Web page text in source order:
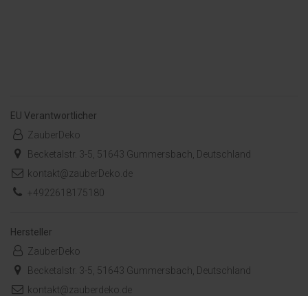
EU Verantwortlicher
ZauberDeko
Becketalstr. 3-5, 51643 Gummersbach, Deutschland
kontakt@zauberDeko.de
+4922618175180
Hersteller
ZauberDeko
Becketalstr. 3-5, 51643 Gummersbach, Deutschland
kontakt@zauberdeko.de